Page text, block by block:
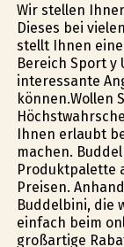
Wir stellen
Dieses bei
stellt Ihnen
Bereich Sport y
interessante
können.Wollen
Ihnen erlaubt
machen.
Produktpalette
Preisen.
Buddelbini, die
einfach beim
großartige